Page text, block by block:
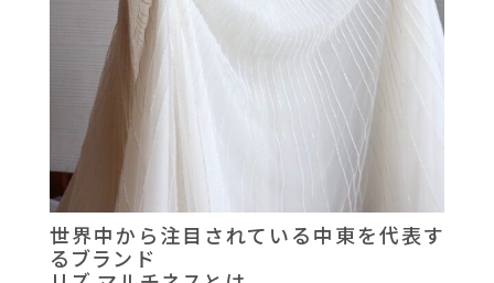
世界中から注目されている中東を代表す
るブランド